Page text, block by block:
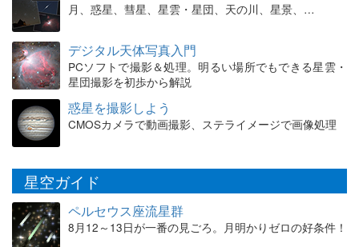
月、惑星、彗星、星雲・星団、天の川、星景、…
デジタル天体写真入門
PCソフトで撮影＆処理。明るい場所でもできる星雲・
星団撮影を初歩から解説
惑星を撮影しよう
CMOSカメラで動画撮影、ステライメージで画像処理
星空ガイド
ペルセウス座流星群
8月12～13日が一番の見ごろ。月明かりゼロの好条件！